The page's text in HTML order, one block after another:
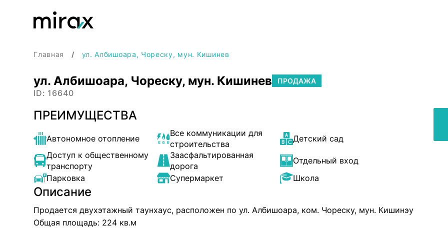
Главная ул. Албишоара, Чореску, мун. Кишинев
ул. Албишоара, Чореску, мун. Кишинев ПРОДАЖА
ID: 16640
ПРЕИМУЩЕСТВА
Автономное отопление
Все коммуникации для
строительства
Детский сад
Доступ к общественному
транспорту
Заасфальтированная
дорога
Отдельный вход
Парковка
Супермаркет Школа
Описание
Продается двухэтажный таунхаус, расположен по ул. Албишоара, ком. Чореску, мун. Кишинэу
Общая площадь: 224 кв.м